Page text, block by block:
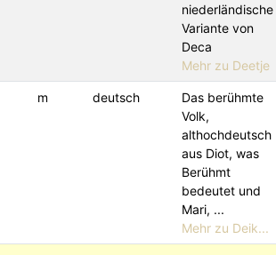
niederländische
Variante von
Deca
Mehr zu Deetje
m deutsch
Das berühmte
Volk,
althochdeutsch
aus Diot, was
Berühmt
bedeutet und
Mari, ...
Mehr zu Deik...